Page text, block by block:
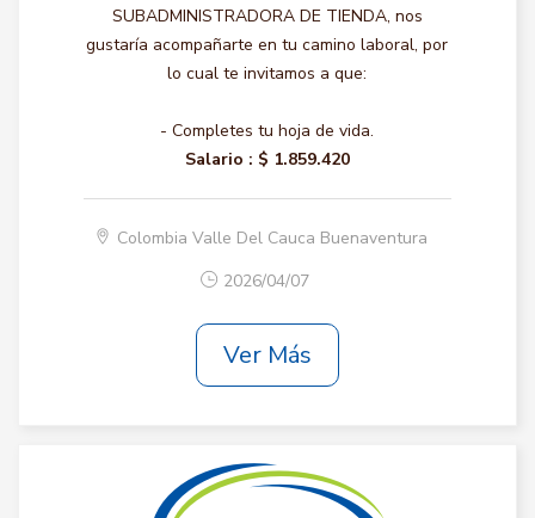
SUBADMINISTRADORA DE TIENDA, nos
gustaría acompañarte en tu camino laboral, por
lo cual te invitamos a que:
- Completes tu hoja de vida.
Salario : $ 1.859.420
Colombia Valle Del Cauca Buenaventura
2026/04/07
Ver Más